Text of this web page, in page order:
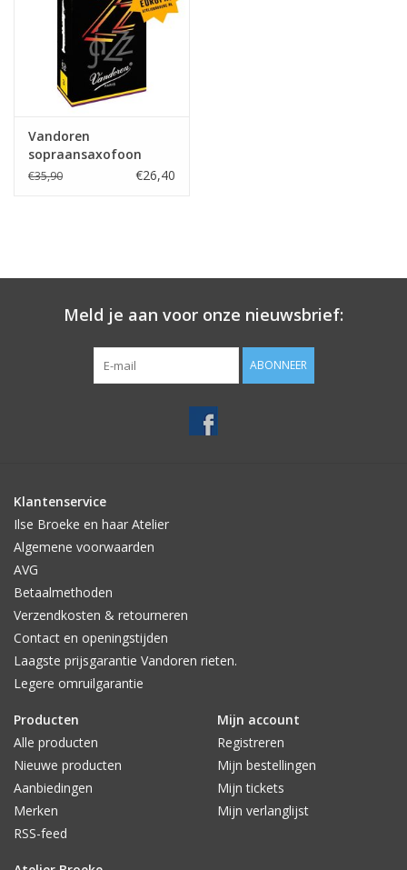
Vandoren
sopraansaxofoon
rieten Jazz
€35,90 €26,40
Meld je aan voor onze nieuwsbrief:
ABONNEER
Klantenservice
Ilse Broeke en haar Atelier
Algemene voorwaarden
AVG
Betaalmethoden
Verzendkosten & retourneren
Contact en openingstijden
Laagste prijsgarantie Vandoren rieten.
Legere omruilgarantie
Producten
Alle producten
Nieuwe producten
Aanbiedingen
Merken
RSS-feed
Mijn account
Registreren
Mijn bestellingen
Mijn tickets
Mijn verlanglijst